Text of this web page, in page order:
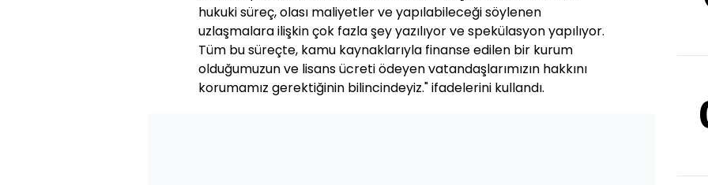
hukuki süreç, olası maliyetler ve yapılabileceği söylenen
uzlaşmalara ilişkin çok fazla şey yazılıyor ve spekülasyon yapılıyor.
Tüm bu süreçte, kamu kaynaklarıyla finanse edilen bir kurum
olduğumuzun ve lisans ücreti ödeyen vatandaşlarımızın hakkını
korumamız gerektiğinin bilincindeyiz." ifadelerini kullandı.